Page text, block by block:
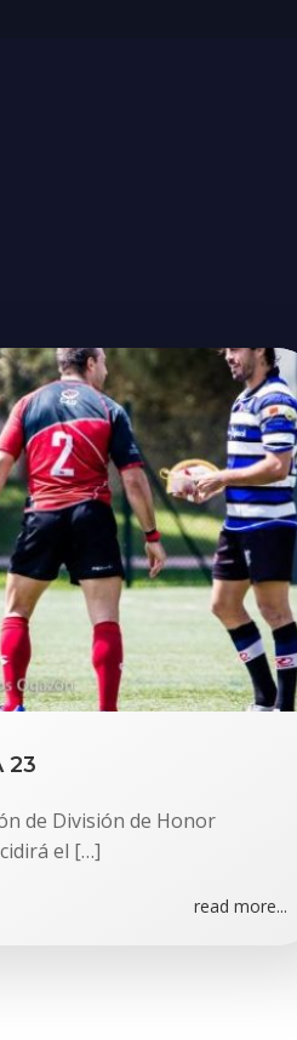
23
de División de Honor
el […]
read more...